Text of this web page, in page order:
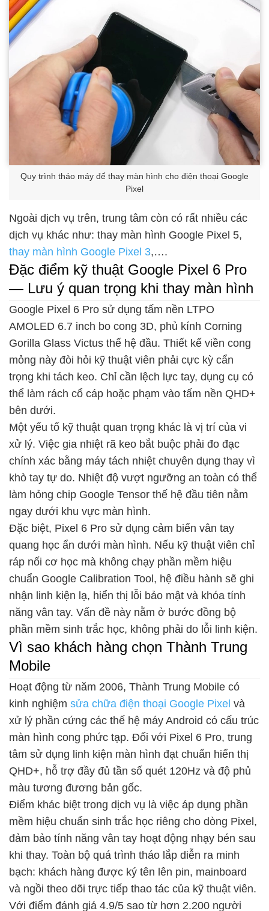
Quy trình tháo máy để thay màn hình cho điện thoại Google
Pixel
Ngoài dịch vụ trên, trung tâm còn có rất nhiều các
dịch vụ khác như: thay màn hình Google Pixel 5,
thay màn hình Google Pixel 3,….
Đặc điểm kỹ thuật Google Pixel 6 Pro
— Lưu ý quan trọng khi thay màn hình
Google Pixel 6 Pro sử dụng tấm nền LTPO
AMOLED 6.7 inch bo cong 3D, phủ kính Corning
Gorilla Glass Victus thế hệ đầu. Thiết kế viền cong
mỏng này đòi hỏi kỹ thuật viên phải cực kỳ cẩn
trọng khi tách keo. Chỉ cần lệch lực tay, dụng cụ có
thể làm rách cổ cáp hoặc phạm vào tấm nền QHD+
bên dưới.
Một yếu tố kỹ thuật quan trọng khác là vị trí của vi
xử lý. Việc gia nhiệt rã keo bắt buộc phải đo đạc
chính xác bằng máy tách nhiệt chuyên dụng thay vì
khò tay tự do. Nhiệt độ vượt ngưỡng an toàn có thể
làm hỏng chip Google Tensor thế hệ đầu tiên nằm
ngay dưới khu vực màn hình.
Đặc biệt, Pixel 6 Pro sử dụng cảm biến vân tay
quang học ẩn dưới màn hình. Nếu kỹ thuật viên chỉ
ráp nối cơ học mà không chạy phần mềm hiệu
chuẩn Google Calibration Tool, hệ điều hành sẽ ghi
nhận linh kiện lạ, hiển thị lỗi bảo mật và khóa tính
năng vân tay. Vấn đề này nằm ở bước đồng bộ
phần mềm sinh trắc học, không phải do lỗi linh kiện.
Vì sao khách hàng chọn Thành Trung
Mobile
Hoạt động từ năm 2006, Thành Trung Mobile có
kinh nghiệm sửa chữa điện thoại Google Pixel và
xử lý phần cứng các thế hệ máy Android có cấu trúc
màn hình cong phức tạp. Đối với Pixel 6 Pro, trung
tâm sử dụng linh kiện màn hình đạt chuẩn hiển thị
QHD+, hỗ trợ đầy đủ tần số quét 120Hz và độ phủ
màu tương đương bản gốc.
Điểm khác biệt trong dịch vụ là việc áp dụng phần
mềm hiệu chuẩn sinh trắc học riêng cho dòng Pixel,
đảm bảo tính năng vân tay hoạt động nhạy bén sau
khi thay. Toàn bộ quá trình tháo lắp diễn ra minh
bạch: khách hàng được ký tên lên pin, mainboard
và ngồi theo dõi trực tiếp thao tác của kỹ thuật viên.
Với điểm đánh giá 4.9/5 sao từ hơn 2.200 người